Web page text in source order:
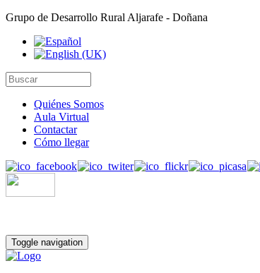
Grupo de Desarrollo Rural Aljarafe - Doñana
Quiénes Somos
Aula Virtual
Contactar
Cómo llegar
Toggle navigation